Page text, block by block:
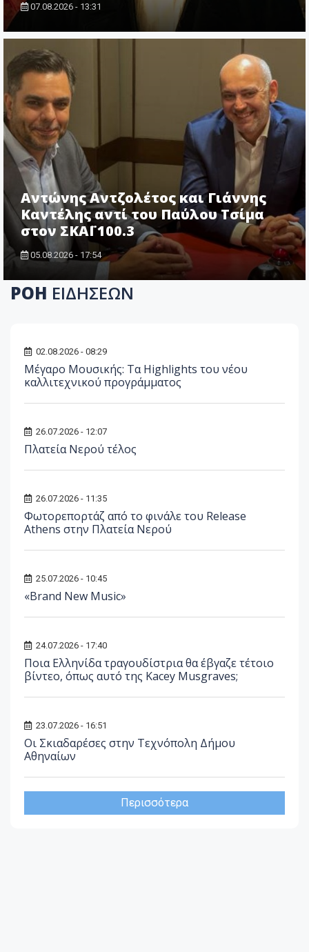
07.08.2026 - 13:31
Αντώνης Αντζολέτος και Γιάννης
Καντέλης αντί του Παύλου Τσίμα
στον ΣΚΑΪ 100.3
05.08.2026 - 17:54
ΡΟΗ ΕΙΔΗΣΕΩΝ
02.08.2026 - 08:29
Μέγαρο Μουσικής: Τα Highlights του νέου
καλλιτεχνικού προγράμματος
26.07.2026 - 12:07
Πλατεία Νερού τέλος
26.07.2026 - 11:35
Φωτορεπορτάζ από το φινάλε του Release
Athens στην Πλατεία Νερού
25.07.2026 - 10:45
«Brand New Music»
24.07.2026 - 17:40
Ποια Ελληνίδα τραγουδίστρια θα έβγαζε τέτοιο
βίντεο, όπως αυτό της Kacey Musgraves;
23.07.2026 - 16:51
Οι Σκιαδαρέσες στην Τεχνόπολη Δήμου
Αθηναίων
Περισσότερα